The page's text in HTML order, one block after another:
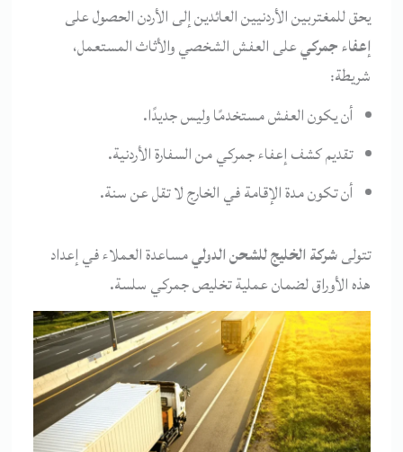
يحق للمغتربين الأردنيين العائدين إلى الأردن الحصول على
إعفاء جمركيعلى العفش الشخصي والأثاث المستعمل،
شريطة:
أن يكون العفش مستخدمًا وليس جديدًا.
تقديم كشف إعفاء جمركي من السفارة الأردنية.
أن تكون مدة الإقامة في الخارج لا تقل عن سنة.
تتولىشركة الخليج للشحن الدوليمساعدة العملاء في إعداد
هذه الأوراق لضمان عملية تخليص جمركي سلسة.